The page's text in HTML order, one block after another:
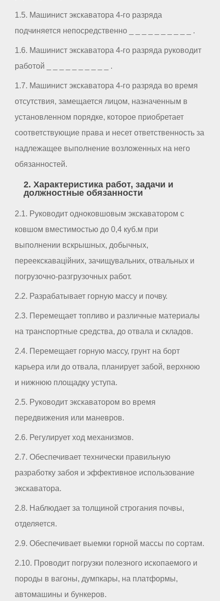
1.5. Машинист экскаватора 4-го разряда
подчиняется непосредственно _ _ _ _ _ _ _ _ _ _ .
1.6. Машинист экскаватора 4-го разряда руководит
работой _ _ _ _ _ _ _ _ _ _ .
1.7. Машинист экскаватора 4-го разряда во время
отсутствия, замещается лицом, назначенным в
установленном порядке, которое приобретает
соответствующие права и несет ответственность за
надлежащее выполнение возложенных на него
обязанностей.
2. Характеристика работ, задачи и
должностные обязанности
2.1. Руководит одноковшовым экскаватором с
ковшом вместимостью до 0,4 куб.м при
выполнении вскрышных, добычных,
переекскаваційних, зачищувальних, отвальных и
погрузочно-разгрузочных работ.
2.2. Разрабатывает горную массу и почву.
2.3. Перемещает топливо и различные материалы
на транспортные средства, до отвала и складов.
2.4. Перемещает горную массу, грунт на борт
карьера или до отвала, планирует забой, верхнюю
и нижнюю площадку уступа.
2.5. Руководит экскаватором во время
передвижения или маневров.
2.6. Регулирует ход механизмов.
2.7. Обеспечивает технически правильную
разработку забоя и эффективное использование
экскаватора.
2.8. Наблюдает за толщиной строгания почвы,
отделяется.
2.9. Обеспечивает выемки горной массы по сортам.
2.10. Проводит погрузки полезного ископаемого и
породы в вагоны, думпкары, на платформы,
автомашины и бункеров.